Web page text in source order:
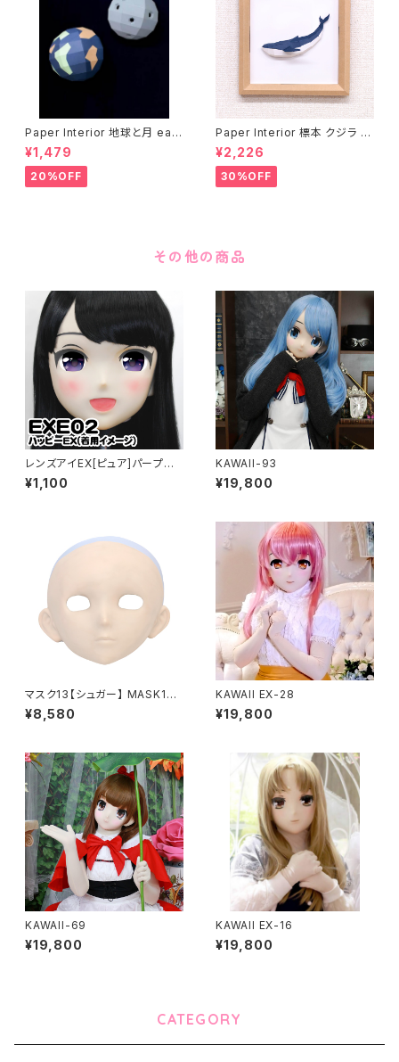
Paper Interior 地球と月 eart
h and moon
¥1,479
20%OFF
Paper Interior 標本 クジラ s
pecimen whale
¥2,226
30%OFF
その他の商品
レンズアイEX[ピュア]パープル
Lens Eye EX[PURE]purple
¥1,100
KAWAII-93
¥19,800
マスク13【シュガー】 MASK13
【SUGAR】
¥8,580
KAWAII EX-28
¥19,800
KAWAII-69
¥19,800
KAWAII EX-16
¥19,800
CATEGORY